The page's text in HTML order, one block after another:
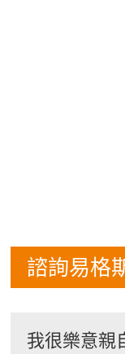
諮詢易格
我很樂意親